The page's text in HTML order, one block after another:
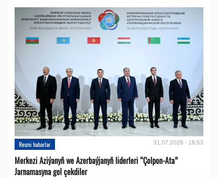
Resmi habarlar 31.07.2026 - 18:53
Merkezi Aziýanyň we Azerbaýjanyň liderleri “Çolpon-Ata”
Jarnamasyna gol çekdiler